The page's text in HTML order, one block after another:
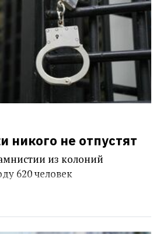
никого не отпустят
из колоний
620 человек